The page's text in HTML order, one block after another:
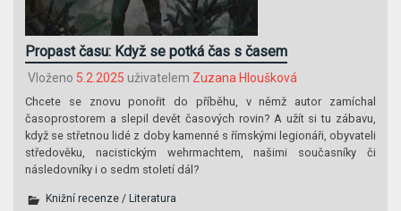
Propast času: Když se potká čas s časem
Vloženo 5.2.2025 uživatelem Zuzana Hloušková
Chcete se znovu ponořit do příběhu, v němž autor zamíchal
časoprostorem a slepil devět časových rovin? A užít si tu zábavu,
když se střetnou lidé z doby kamenné s římskými legionáři, obyvateli
středověku, nacistickým wehrmachtem, našimi současníky či
následovníky i o sedm století dál?
Knižní recenze / Literatura